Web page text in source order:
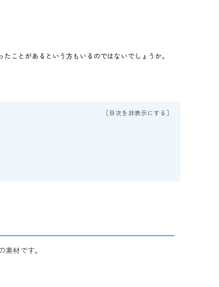
ことがあるという方もいるのではないでしょうか。
材です。